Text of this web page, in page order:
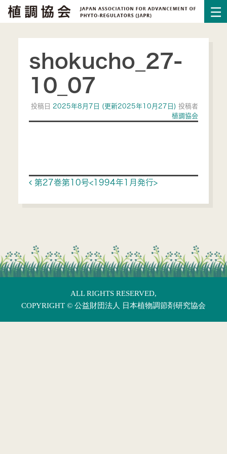
shokucho_27-
10_07
投稿日 2025年8月7日 (更新2025年10月27日)投稿者
植調協会
Post navigation
第27巻第10号<1994年1月発行>
ALL RIGHTS RESERVED,
COPYRIGHT © 公益財団法人 日本植物調節剤研究協会